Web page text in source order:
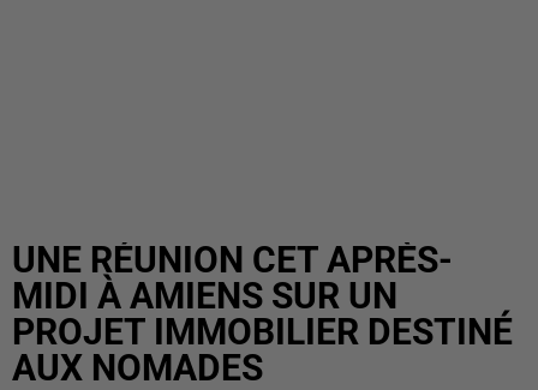
UNE RÉUNION CET APRÈS-
MIDI À AMIENS SUR UN
PROJET IMMOBILIER DESTINÉ
AUX NOMADES